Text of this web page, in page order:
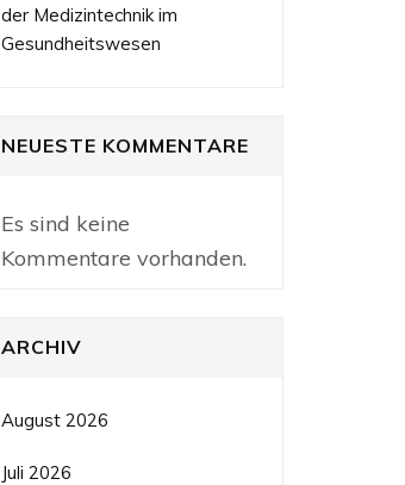
der Medizintechnik im
Gesundheitswesen
NEUESTE KOMMENTARE
Es sind keine
Kommentare vorhanden.
ARCHIV
August 2026
Juli 2026